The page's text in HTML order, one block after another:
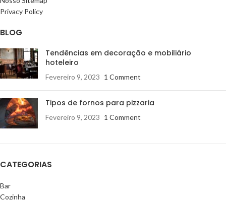
Privacy Policy
BLOG
Tendências em decoração e mobiliário
hoteleiro
Fevereiro 9, 2023 1 Comment
Tipos de fornos para pizzaria
Fevereiro 9, 2023 1 Comment
CATEGORIAS
Bar
Cozinha